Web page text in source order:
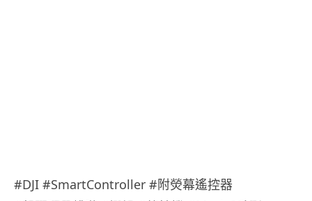
#DJI #SmartController #附熒幕遙控器